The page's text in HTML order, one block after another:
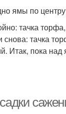
ямы по
тачка
тачка
Итак, пока